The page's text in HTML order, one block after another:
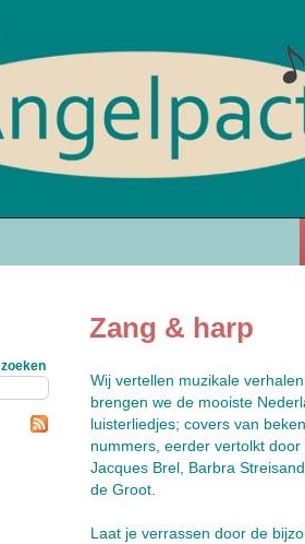
zoeken
Zang & harp
Wij vertellen muzikale
brengen we de mooiste
luisterliedjes; covers van
nummers, eerder vertolkt
Jacques Brel, Barbra
de Groot.
Laat je verrassen door de